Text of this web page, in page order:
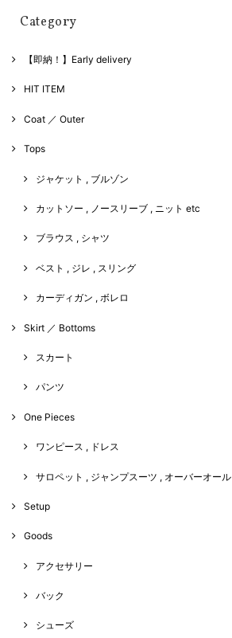
Category
【即納！】Early delivery
HIT ITEM
Coat ／ Outer
Tops
ジャケット , ブルゾン
カットソー , ノースリーブ , ニット etc
ブラウス , シャツ
ベスト , ジレ , スリング
カーディガン , ボレロ
Skirt ／ Bottoms
スカート
パンツ
One Pieces
ワンピース , ドレス
サロペット , ジャンプスーツ , オーバーオール
Setup
Goods
アクセサリー
バック
シューズ